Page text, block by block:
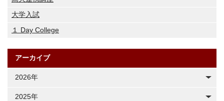
大学入試
１ Day College
アーカイブ
2026年
2025年